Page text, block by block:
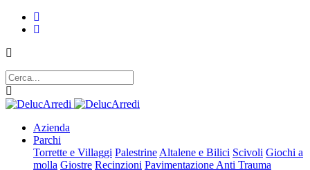
Azienda
Parchi
Torrette e Villaggi Palestrine Altalene e Bilici Scivoli Giochi a
molla Giostre Recinzioni Pavimentazione Anti Trauma